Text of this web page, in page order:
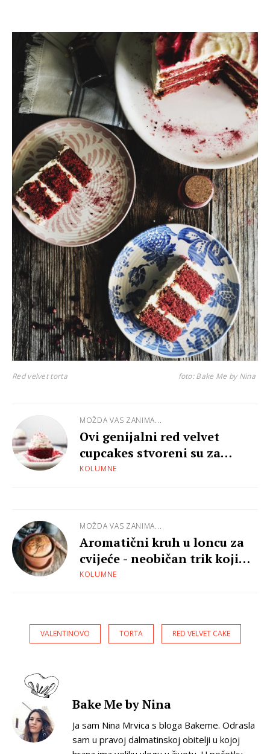
Red velvet torta foto: Bake Me by Nina
MOŽDA VAS ZANIMA...
Ovi genijalni red velvet
cupcakes stvoreni su za
Valentinovo
KOLUMNE
MOŽDA VAS ZANIMA...
Aromatični kruh u loncu za
cvijeće - neobičan trik koji
uvijek pali!
KOLUMNE
VALENTINOVO TORTA RED VELVET CAKE
Bake Me by Nina
Ja sam Nina Mrvica s bloga Bakeme. Odrasla
sam u pravoj dalmatinskoj obitelji u kojoj